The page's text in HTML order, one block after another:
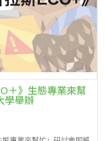
＋》生態專業來幫
學舉辦